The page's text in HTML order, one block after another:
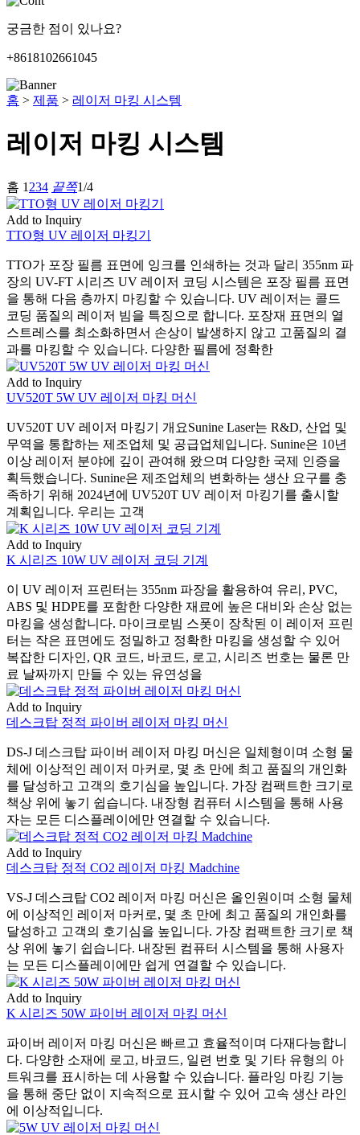
궁금한 점이 있나요?
+8618102661045
홈 > 제품 > 레이저 마킹 시스템
레이저 마킹 시스템
홈 1 234 끝쪽1/4
Add to Inquiry
TTO형 UV 레이저 마킹기
TTO가 포장 필름 표면에 잉크를 인쇄하는 것과 달리 355nm 파
장의 UV-FT 시리즈 UV 레이저 코딩 시스템은 포장 필름 표면
을 통해 다음 층까지 마킹할 수 있습니다. UV 레이저는 콜드
코딩 품질의 레이저 빔을 특징으로 합니다. 포장재 표면의 열
스트레스를 최소화하면서 손상이 발생하지 않고 고품질의 결
과를 마킹할 수 있습니다. 다양한 필름에 정확한
Add to Inquiry
UV520T 5W UV 레이저 마킹 머신
UV520T UV 레이저 마킹기 개요Sunine Laser는 R&D, 산업 및
무역을 통합하는 제조업체 및 공급업체입니다. Sunine은 10년
이상 레이저 분야에 깊이 관여해 왔으며 다양한 국제 인증을
획득했습니다. Sunine은 제조업체의 변화하는 생산 요구를 충
족하기 위해 2024년에 UV520T UV 레이저 마킹기를 출시할
계획입니다. 우리는 고객
Add to Inquiry
K 시리즈 10W UV 레이저 코딩 기계
이 UV 레이저 프린터는 355nm 파장을 활용하여 유리, PVC,
ABS 및 HDPE를 포함한 다양한 재료에 높은 대비와 손상 없는
마킹을 생성합니다. 마이크로빔 스폿이 장착된 이 레이저 프린
터는 작은 표면에도 정밀하고 정확한 마킹을 생성할 수 있어
복잡한 디자인, QR 코드, 바코드, 로고, 시리즈 번호는 물론 만
료 날짜까지 만들 수 있는 유연성을
Add to Inquiry
데스크탑 정적 파이버 레이저 마킹 머신
DS-J 데스크탑 파이버 레이저 마킹 머신은 일체형이며 소형 물
체에 이상적인 레이저 마커로, 몇 초 만에 최고 품질의 개인화
를 달성하고 고객의 호기심을 높입니다. 가장 컴팩트한 크기로
책상 위에 놓기 쉽습니다. 내장형 컴퓨터 시스템을 통해 사용
자는 모든 디스플레이에만 연결할 수 있습니다.
Add to Inquiry
데스크탑 정적 CO2 레이저 마킹 Madchine
VS-J 데스크탑 CO2 레이저 마킹 머신은 올인원이며 소형 물체
에 이상적인 레이저 마커로, 몇 초 만에 최고 품질의 개인화를
달성하고 고객의 호기심을 높입니다. 가장 컴팩트한 크기로 책
상 위에 놓기 쉽습니다. 내장된 컴퓨터 시스템을 통해 사용자
는 모든 디스플레이에만 쉽게 연결할 수 있습니다.
Add to Inquiry
K 시리즈 50W 파이버 레이저 마킹 머신
파이버 레이저 마킹 머신은 빠르고 효율적이며 다재다능합니
다. 다양한 소재에 로고, 바코드, 일련 번호 및 기타 유형의 아
트워크를 표시하는 데 사용할 수 있습니다. 플라잉 마킹 기능
을 통해 중단 없이 지속적으로 표시할 수 있어 고속 생산 라인
에 이상적입니다.